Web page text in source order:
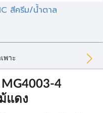
สีครีม/น้ำตาล
พาะ
MG4003-4
แดง